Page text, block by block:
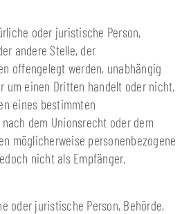
oder juristische Person,
andere Stelle, der
offengelegt werden, unabhängig
um einen Dritten handelt oder nicht.
eines bestimmten
dem Unionsrecht oder dem
möglicherweise personenbezogene
nicht als Empfänger.
oder juristische Person, Behörde,